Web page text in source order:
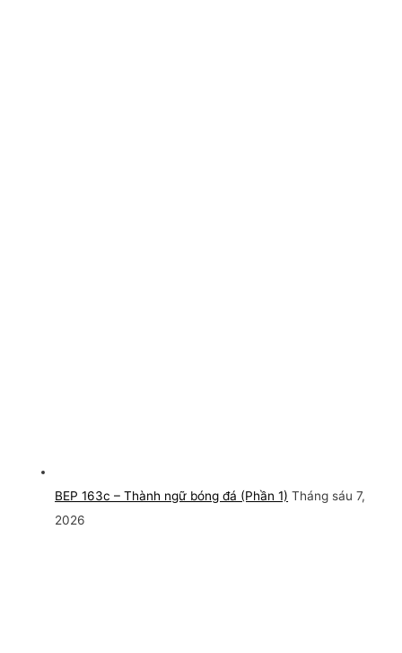
BEP 163c – Thành ngữ bóng đá (Phần 1) Tháng sáu 7,
2026